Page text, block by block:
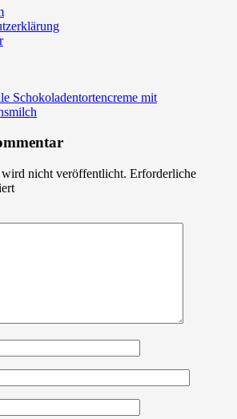
Schokoladentortencreme mit
nicht veröffentlicht. Erforderliche